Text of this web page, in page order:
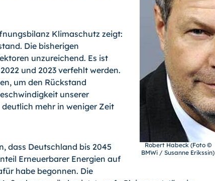
Robert Habeck (Foto ©
BMWi / Susanne Erikssin)
Klimaschutz zeigt:
Die bisherigen
unzureichend. Es ist
und 2023 verfehlt werden.
um den Rückstand
unserer
mehr in weniger Zeit
dass Deutschland bis 2045
Erneuerbarer Energien auf
habe begonnen. Die